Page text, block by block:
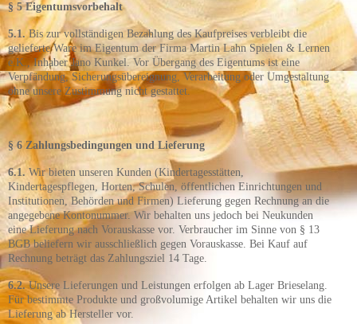
§ 5 Eigentumsvorbehalt
5.1.Bis zur vollständigen Bezahlung des Kaufpreises verbleibt die
gelieferte Ware im Eigentum der Firma Martin Lahn Spielen & Lernen
e.K.,Inhaber Jano Kunkel. Vor Übergang des Eigentums ist eine
Verpfändung, Sicherungsübereignung, Verarbeitung oder Umgestaltung
ohne unsere Zustimmung nicht gestattet.
§ 6 Zahlungsbedingungen und Lieferung
6.1. Wir bieten unseren Kunden (Kindertagesstätten,
Kindertagespflegen, Horten, Schulen, öffentlichen Einrichtungen und
Institutionen, Behörden und Firmen) Lieferung gegen Rechnung an die
angegebene Kontonummer. Wir behalten uns jedoch bei Neukunden
eine Lieferung nach Vorauskasse vor. Verbraucher im Sinne von § 13
BGB beliefern wir ausschließlich gegen Vorauskasse. Bei Kauf auf
Rechnung beträgt das Zahlungsziel 14 Tage.
6.2.Unsere Lieferungen und Leistungen erfolgen ab Lager Brieselang.
Für bestimmte Produkte und großvolumige Artikel behalten wir uns die
Lieferung ab Hersteller vor.